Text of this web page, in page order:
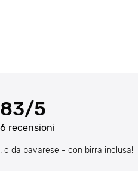
/5
6 recensioni
o da bavarese - con birra inclusa!